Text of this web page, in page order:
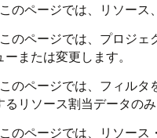
のページでは、リソース
のページでは、プロジェ
ーまたは変更します。
のページでは、フィル
るリソース割当データのみ
のページでは、リソース